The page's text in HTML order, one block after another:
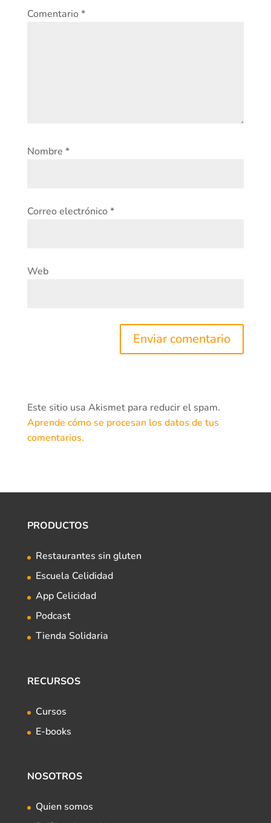
Comentario*
Nombre *
Correo electrónico*
Web
Este sitio usa Akismet para reducir el spam.
Aprende cómo se procesan los datos de tus
comentarios.
PRODUCTOS
Restaurantes sin gluten
Escuela Celididad
App Celicidad
Podcast
Tienda Solidaria
RECURSOS
Cursos
E-books
NOSOTROS
Quien somos